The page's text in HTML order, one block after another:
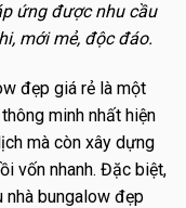
ứng được nhu cầu
mới mẻ, độc đáo.
đẹp giá rẻ là một
minh nhất hiện
mà còn xây dựng
vốn nhanh. Đặc biệt,
nhà bungalow đẹp